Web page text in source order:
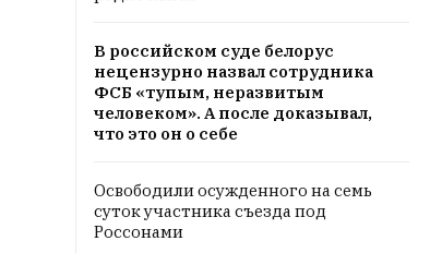
В российском суде белорус
нецензурно назвал сотрудника
ФСБ «тупым, неразвитым
человеком». А после доказывал,
что это он о себе
Освободили осужденного на семь
суток участника съезда под
Россонами